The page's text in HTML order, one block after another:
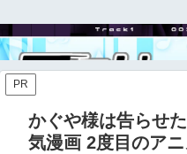
PR
かぐや様は告らせ
気漫画 2度目のア